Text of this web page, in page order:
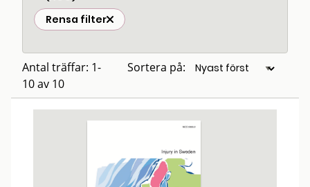
Rensa filter
Antal träffar: 1-
10 av 10
Sortera på: